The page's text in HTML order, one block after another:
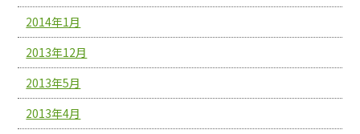
2014年1月
2013年12月
2013年5月
2013年4月